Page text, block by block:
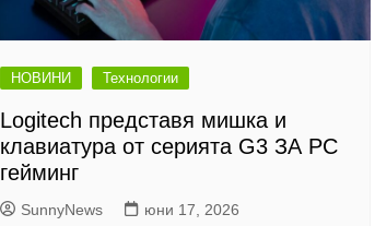
НОВИНИ Технологии
Logitech представя мишка и
клавиатура от серията G3 ЗА PC
гейминг
SunnyNews юни 17, 2026